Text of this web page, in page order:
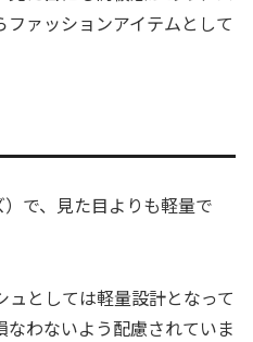
ァッションアイテムとして
で、見た目よりも軽量で
としては軽量設計となって
わないよう配慮されていま